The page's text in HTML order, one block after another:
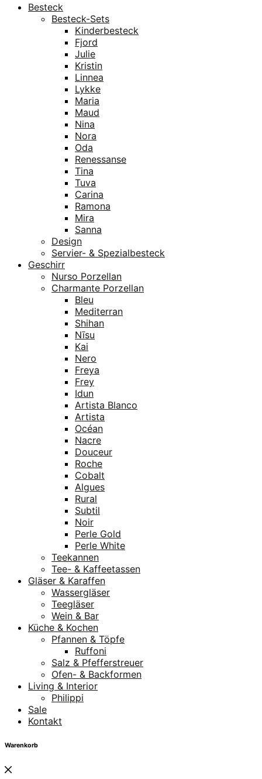
Besteck
Besteck-Sets
Kinderbesteck
Fjord
Julie
Kristin
Linnea
Lykke
Maria
Maud
Nina
Nora
Oda
Renessanse
Tina
Tuva
Carina
Ramona
Mira
Sanna
Design
Servier- & Spezialbesteck
Geschirr
Nurso Porzellan
Charmante Porzellan
Bleu
Mediterran
Shihan
Nīsu
Kai
Nero
Freya
Frey
Idun
Artista Blanco
Artista
Océan
Nacre
Douceur
Roche
Cobalt
Algues
Rural
Subtil
Noir
Perle Gold
Perle White
Teekannen
Tee- & Kaffeetassen
Gläser & Karaffen
Wassergläser
Teegläser
Wein & Bar
Küche & Kochen
Pfannen & Töpfe
Ruffoni
Salz & Pfefferstreuer
Ofen- & Backformen
Living & Interior
Philippi
Sale
Kontakt
Warenkorb